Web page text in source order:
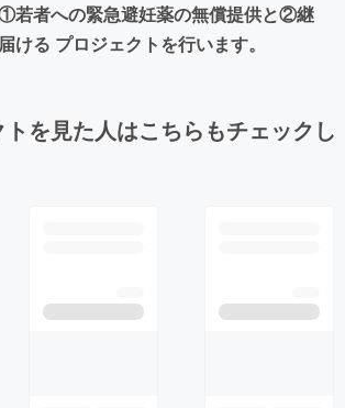
若者への緊急避妊薬の無償提供と②継
ける プロジェクトを行います。
を見た人はこちらもチェックし